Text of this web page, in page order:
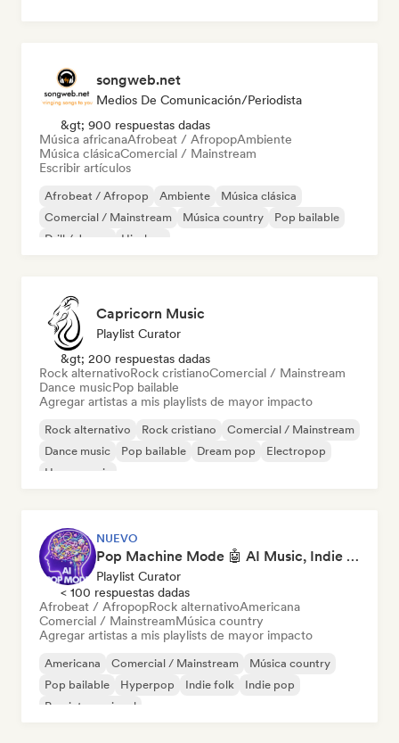
songweb.net
Medios De Comunicación/Periodista
&gt; 900 respuestas dadas
Música africanaAfrobeat / AfropopAmbiente
Música clásicaComercial / Mainstream
Escribir artículos
Afrobeat / Afropop Ambiente
Música clásica
Comercial / Mainstream
Música country
Pop bailable
Drill / Jersey
Hip-hop
Capricorn Music
Playlist Curator
&gt; 200 respuestas dadas
Rock alternativoRock cristianoComercial / Mainstream
Dance musicPop bailable
Agregar artistas a mis playlists de mayor impacto
Rock alternativo Rock cristiano
Comercial / Mainstream
Dance music
Pop bailable Dream pop
Electropop
House music
NUEVO
Pop Machine Mode 🤖 AI Music, Indie Pop & Dream Pop
Playlist Curator
< 100 respuestas dadas
Afrobeat / AfropopRock alternativoAmericana
Comercial / MainstreamMúsica country
Agregar artistas a mis playlists de mayor impacto
Americana Comercial / Mainstream
Música country
Pop bailable
Hyperpop Indie folk
Indie pop
Pop internacional